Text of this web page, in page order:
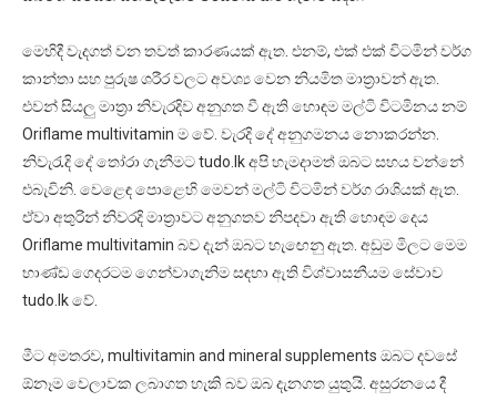
මෙහිදී වැදගත් වන තවත් කාරණයක් ඇත. එනම්, එක් එක් විටමින් වර්ග
කාන්තා සහ පුරුෂ ශරීර වලට අවශ්‍ය වෙන නියමිත මාත්‍රාවන් ඇත.
එවන් සියලු මාත්‍රා නිවැරදිව අනුගත වී ඇති හොඳම මල්ටි විටමිනය නම්
Oriflame multivitamin ම වේ. වැරදි දේ අනුගමනය නොකරන්න.
නිවැරැදි දේ තෝරා ගැනීමට tudo.lk අපි හැමදාමත් ඔබට සහය වන්නේ
එබැවිනි. වෙළෙඳ පොළෙහි මෙවන් මල්ටි විටමින් වර්ග රාශියක් ඇත.
ඒවා අතුරින් නිවරදි මාත්‍රාවට අනුගතව නිපදවා ඇති හොඳම දෙය
Oriflame multivitamin බව දැන් ඔබට හැඟෙනු ඇත. අඩුම මිලට මෙම
භාණ්ඩ ගෙදරටම ගෙන්වාගැනිම සඳහා ඇති විශ්වාසනීයම සේවාව
tudo.lk වේ.
මීට අමතරව, multivitamin and mineral supplements ඔබට දවසේ
ඕනෑම වෙලාවක ලබාගත හැකි බව ඔබ දැනගත යුතුයි. අසුරනයෙ දී